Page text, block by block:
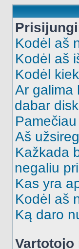
Kodėl aš
Kodėl aš
Kodėl
Ar galima
dabar
Aš
Kažkada
negaliu
Kas yra
Kodėl aš
Ką daro
Vartotojo